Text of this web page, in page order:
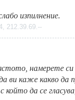
изпилнение.
212.39.69.--
намерете си
ви каже какво да
който да се